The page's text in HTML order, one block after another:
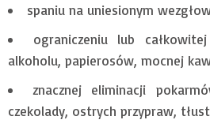
spaniu na uniesionym
ograniczeniu lub
alkoholu, papierosów, mocnej
znacznej eliminacji
czekolady, ostrych przypraw,